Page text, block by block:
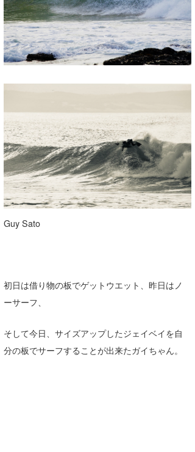
Guy Sato
初日は借り物の板でゲットウエット、昨日はノ
ーサーフ、
そして今日、サイズアップしたジェイベイを自
分の板でサーフすることが出来たガイちゃん。